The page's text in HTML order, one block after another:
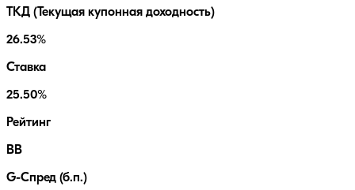
ТКД (Текущая купонная доходность)
26.53%
Ставка
25.50%
Рейтинг
BB
G-Спред (б.п.)